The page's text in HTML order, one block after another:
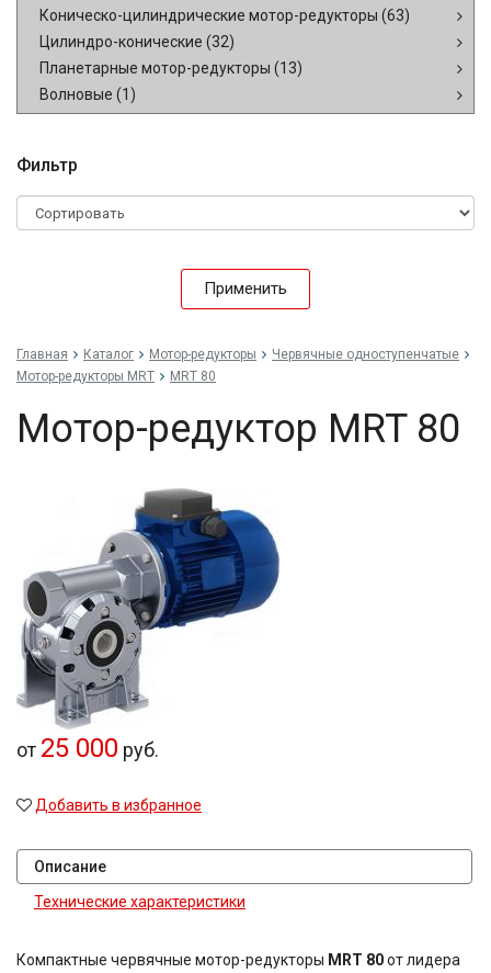
Коническо-цилиндрические мотор-редукторы (63)
Цилиндро-конические (32)
Планетарные мотор-редукторы (13)
Волновые (1)
Фильтр
Применить
Главная Каталог Мотор-редукторы
Червячные одноступенчатые
Мотор-редукторы MRT
MRT 80
Мотор-редуктор MRT 80
от 25 000 руб.
Добавить в избранное
Описание
Технические характеристики
Компактные червячные мотор-редукторы MRT 80от лидера